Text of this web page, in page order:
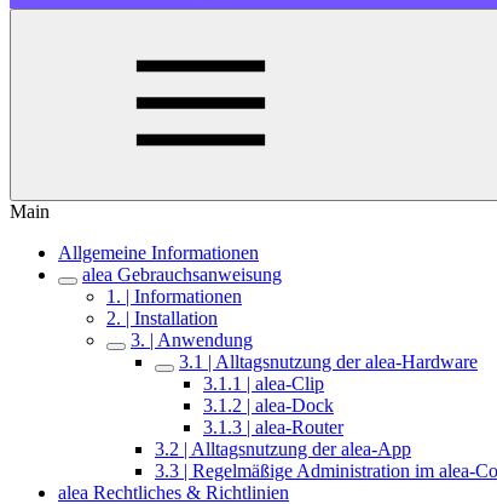
Main
Allgemeine Informationen
alea Gebrauchsanweisung
1. | Informationen
2. | Installation
3. | Anwendung
3.1 | Alltagsnutzung der alea-Hardware
3.1.1 | alea-Clip
3.1.2 | alea-Dock
3.1.3 | alea-Router
3.2 | Alltagsnutzung der alea-App
3.3 | Regelmäßige Administration im alea-
alea Rechtliches & Richtlinien